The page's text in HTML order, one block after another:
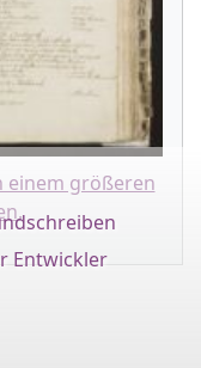
einem größeren
Entwickler